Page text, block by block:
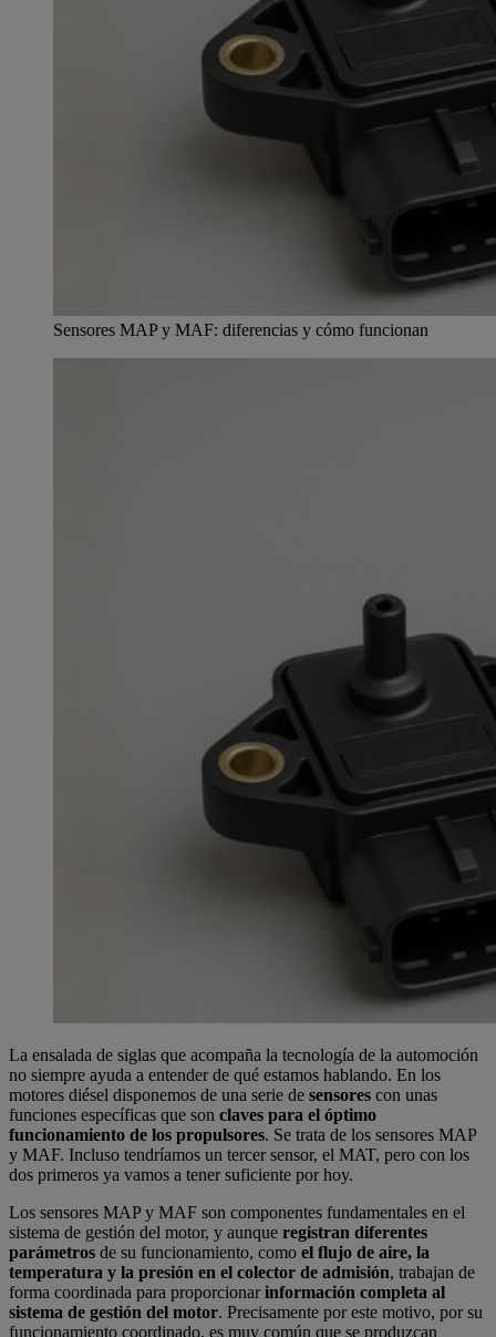
Sensores MAP y MAF: diferencias y cómo funcionan
La ensalada de siglas que acompaña la tecnología de la automoción
no siempre ayuda a entender de qué estamos hablando. En los
motores diésel disponemos de una serie de sensores con unas
funciones específicas que son claves para el óptimo
funcionamiento de los propulsores. Se trata de los sensores MAP
y MAF. Incluso tendríamos un tercer sensor, el MAT, pero con los
dos primeros ya vamos a tener suficiente por hoy.
Los sensores MAP y MAF son componentes fundamentales en el
sistema de gestión del motor, y aunque registran diferentes
parámetros de su funcionamiento, como el flujo de aire, la
temperatura y la presión en el colector de admisión, trabajan de
forma coordinada para proporcionarinformación completa al
sistema de gestión del motor. Precisamente por este motivo, por su
funcionamiento coordinado, es muy común que se produzcan